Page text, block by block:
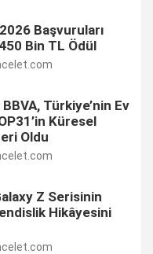
Başvuruları
Bin TL Ödül
Türkiye’nin Ev
Küresel
Oldu
Z Serisinin
Hikâyesini